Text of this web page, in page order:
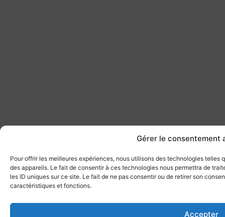
Gérer le consentement
Pour offrir les meilleures expériences, nous utilisons des technologies
des appareils. Le fait de consentir à ces technologies nous permettra de
les ID uniques sur ce site. Le fait de ne pas consentir ou de retirer son
caractéristiques et fonctions.
Accepter